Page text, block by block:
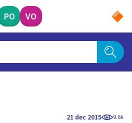
PO VO
21 dec 2015 9.6k